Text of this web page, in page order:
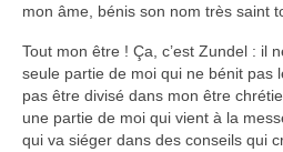
mon âme, bénis son nom très saint
Tout mon être ! Ça, c’est Zundel : il
seule partie de moi qui ne bénit pas
pas être divisé dans mon être
une partie de moi qui vient à la
qui va siéger dans des conseils qui